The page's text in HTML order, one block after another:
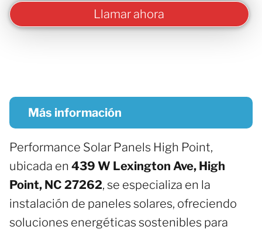
Llamar ahora
Más información
Performance Solar Panels High Point,
ubicada en 439 W Lexington Ave, High
Point, NC 27262, se especializa en la
instalación de paneles solares, ofreciendo
soluciones energéticas sostenibles para